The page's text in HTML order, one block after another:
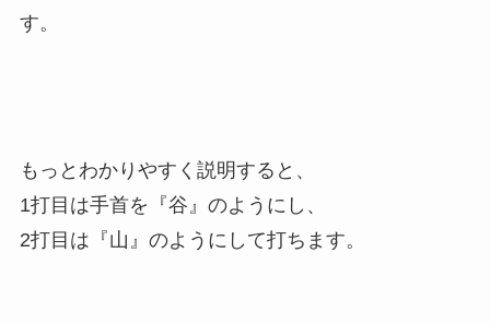
す。
もっとわかりやすく説明すると、
1打目は手首を『谷』のようにし、
2打目は『山』のようにして打ちます。